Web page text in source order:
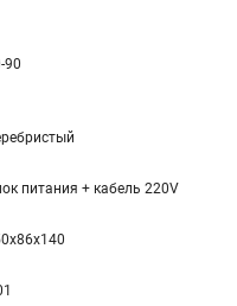
90
питания + кабель 220V